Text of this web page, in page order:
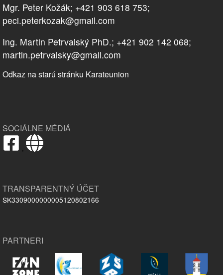
Mgr. Peter Kožák; +421 903 618 753;
peci.peterkozak@gmail.com
Ing. Martin Petrvalský PhD.; +421 902 142 068;
martin.petrvalsky@gmail.com
Odkaz na starú stránku Karateunion
SOCIÁLNE MÉDIÁ
,
TRANSPARENTNÝ ÚČET
SK3309000000005120802166
PARTNERI